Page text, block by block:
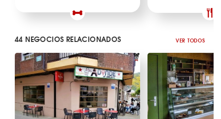
44 NEGOCIOS RELACIONADOS VER TODOS